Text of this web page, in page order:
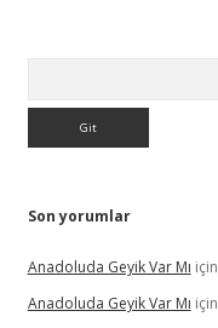
Son yorumlar
Anadoluda Geyik Var Mı için
Anadoluda Geyik Var Mı için